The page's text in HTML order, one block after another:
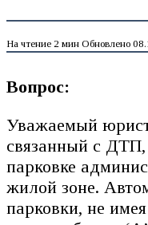
На чтение 2 мин Обновлено
Вопрос:
Уважаемый
связанный с
парковке
жилой зоне.
парковки, не